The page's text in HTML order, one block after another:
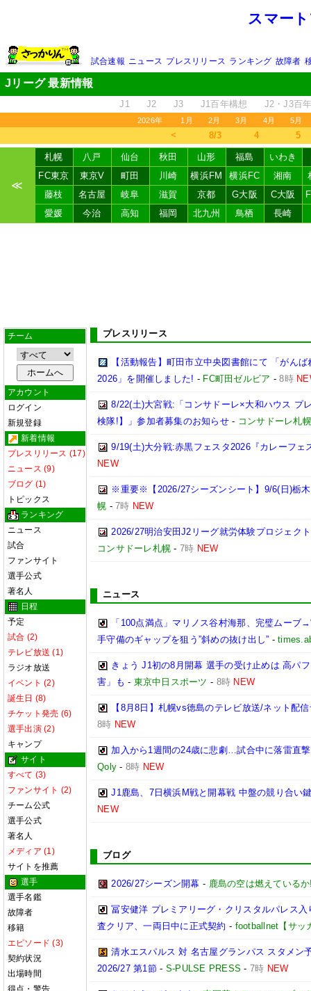
スマー
試合速報 ニュース プレスリリース ランキング 故障者
Jリーグ 最新情報
J1 J2 J3 J1百年構想 J2・J3百
2026年 1月 2月 3月 4月 5月
＜ 8/3 4 5
≪
札幌 八戸 仙台 秋田 山形 福島
いわき
FC東京
東京V 町田 川崎 横浜FM 横浜FC 湘南
藤枝
名古屋 岐阜 滋賀 京都 G大阪 C大阪
愛媛
今治 高知 福岡 北九州 鳥栖 長崎
チーム
アカウント
ログイン
新規登録
新着情報
プレスリリース (17)
ニュース (9)
ブログ (1)
トピックス
ランキング
ニュース
試合
ファンサイト
選手公式
著名人
日程
予定
試合 (2)
テレビ放送 (1)
ラジオ放送
イベント (2)
誕生日 (8)
チケット発売 (6)
選手出演 (2)
キャンプ
サイト
すべて (3)
ファンサイト (2)
チーム公式
選手公式
著名人
メディア (1)
サイトを推薦
選手
選手名鑑
故障者
移籍
エピソード (3)
契約状況
出場時間
得点・警告
プレスリリース
【活動報告】町田市立中央図書館にて 「がん
2026」を開催しました! - FC町田ゼルビア -8時
8/22(土)大宮戦:「コンサドーレ×大和ハウス プ
検隊!】」参加者募集のお知らせ - コンサドーレ札幌
9/19(土)大分戦:赤黒フェスタ2026『カレーフェ
NEW
※重要※【2026/27シーズンシート】9/6(日)栃
幌 -7時 NEW
2026/27明治安田J2リーグ就労体験プロジェク
コンサドーレ札幌 - 7時 NEW
ニュース
「100点満点」マリノス谷村海那、完璧ムーブ
手守備のギャップを狙う”斜めの抜け出し” -
きょう J1初の8月開幕 選手の受け止めは 高パ
害」も - 東京中日スポーツ - 8時 NEW
【8月8日】札幌vs徳島のテレビ放送/ネット配
8時 NEW
加入から1週間の24歳に悲劇…試合中に落雷直
Qoly - 8時 NEW
J1鹿島、7日横浜M戦と開幕戦 中盤の競り合い
NEW
ブログ
2026/27シーズン開幕 - 鹿島の空は燃えている
冨安健洋 プレミアリーグ・クリスタルパレス
査クリア、一両日中に正式契約 - footballnet【サッ
清水エスパルス 対 名古屋グランパス スタメン
2026/27 第1節 - S-PULSE PRESS -7時 NEW